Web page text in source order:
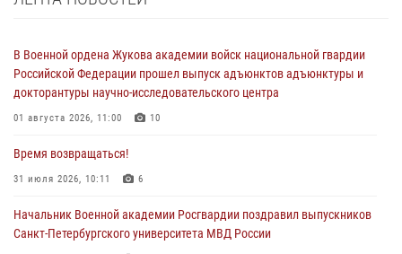
В Военной ордена Жукова академии войск национальной гвардии
Российской Федерации прошел выпуск адъюнктов адъюнктуры и
докторантуры научно-исследовательского центра
01 августа 2026, 11:00 10
Время возвращаться!
31 июля 2026, 10:11 6
Начальник Военной академии Росгвардии поздравил выпускников
Санкт-Петербургского университета МВД России